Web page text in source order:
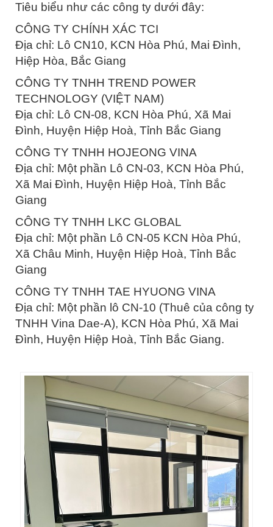
Tiêu biểu như các công ty dưới đây:
CÔNG TY CHÍNH XÁC TCI
Địa chỉ: Lô CN10, KCN Hòa Phú, Mai Đình,
Hiệp Hòa, Bắc Giang
CÔNG TY TNHH TREND POWER
TECHNOLOGY (VIỆT NAM)
Địa chỉ: Lô CN-08, KCN Hòa Phú, Xã Mai
Đình, Huyện Hiệp Hoà, Tỉnh Bắc Giang
CÔNG TY TNHH HOJEONG VINA
Địa chỉ: Một phần Lô CN-03, KCN Hòa Phú,
Xã Mai Đình, Huyện Hiệp Hoà, Tỉnh Bắc
Giang
CÔNG TY TNHH LKC GLOBAL
Địa chỉ: Một phần Lô CN-05 KCN Hòa Phú,
Xã Châu Minh, Huyện Hiệp Hoà, Tỉnh Bắc
Giang
CÔNG TY TNHH TAE HYUONG VINA
Địa chỉ: Một phần lô CN-10 (Thuê của công ty
TNHH Vina Dae-A), KCN Hòa Phú, Xã Mai
Đình, Huyện Hiệp Hoà, Tỉnh Bắc Giang.